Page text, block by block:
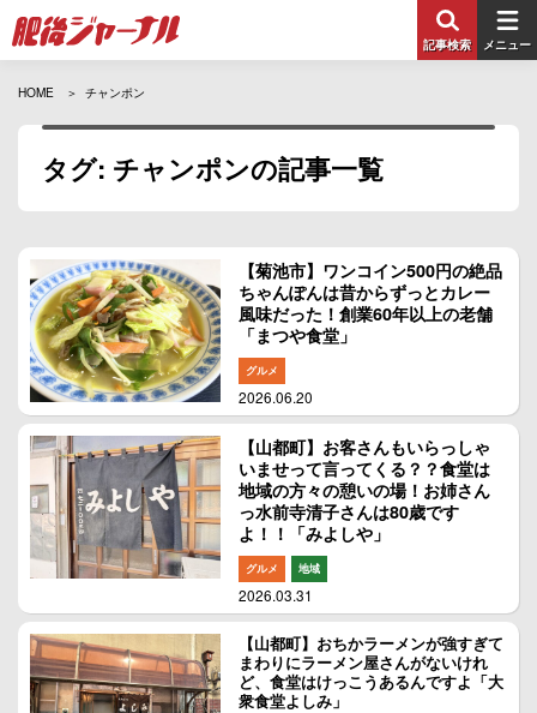
記事検索 メニュー
HOME チャンポン
タグ: チャンポンの記事一覧
【菊池市】ワンコイン500円の絶品
ちゃんぽんは昔からずっとカレー
風味だった！創業60年以上の老舗
「まつや食堂」
グルメ
2026.06.20
【山都町】お客さんもいらっしゃ
いませって言ってくる？？食堂は
地域の方々の憩いの場！お姉さん
っ水前寺清子さんは80歳です
よ！！「みよしや」
グルメ 地域
2026.03.31
【山都町】おちかラーメンが強すぎて
まわりにラーメン屋さんがないけれ
ど、食堂はけっこうあるんですよ「大
衆食堂よしみ」